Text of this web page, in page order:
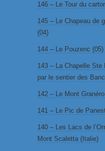
146 – Le Tour du
145 – Le Chapeau de
(04)
144 – Le Pouzenc (05)
143 – La Chapelle Ste
par le sentier des
142 – Le Mont
141 – Le Pic de
140 – Les Lacs de
Mont Scaletta (Italie)